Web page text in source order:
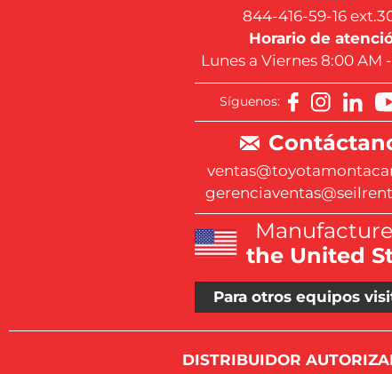
844-416-59-16
Horario de
Lunes a Viernes 8:00 AM
Síguenos:
the United
Para otros equipos
DISTRIBUIDOR